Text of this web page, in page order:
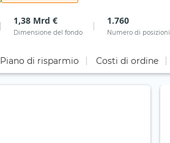
1,38 Mrd €
Dimensione del fondo
1.760
Numero di posizioni
Piano di risparmio Costi di ordine